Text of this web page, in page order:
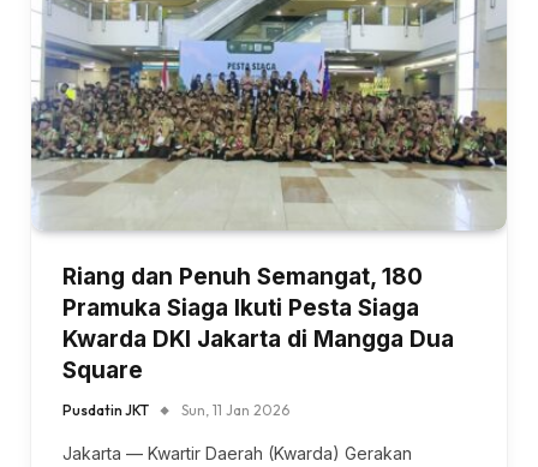
Riang dan Penuh Semangat, 180
Pramuka Siaga Ikuti Pesta Siaga
Kwarda DKI Jakarta di Mangga Dua
Square
Pusdatin JKT Sun, 11 Jan 2026
Jakarta — Kwartir Daerah (Kwarda) Gerakan